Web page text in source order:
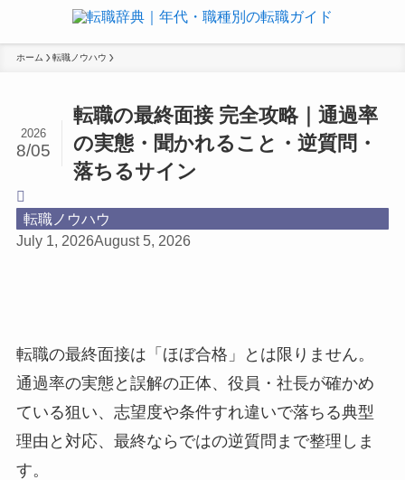
ホーム 転職ノウハウ
転職の最終面接 完全攻略｜通過率
の実態・聞かれること・逆質問・
落ちるサイン
2026
8/05
転職ノウハウ
July 1, 2026August 5, 2026
転職の最終面接は「ほぼ合格」とは限りません。
通過率の実態と誤解の正体、役員・社長が確かめ
ている狙い、志望度や条件すれ違いで落ちる典型
理由と対応、最終ならではの逆質問まで整理しま
す。